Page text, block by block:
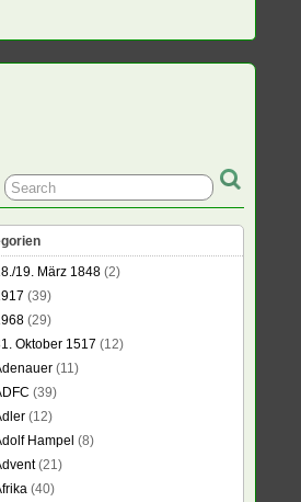
19. März 1848 (2)
(39)
(29)
Oktober 1517 (12)
(11)
(39)
(12)
Hampel (8)
(21)
(40)